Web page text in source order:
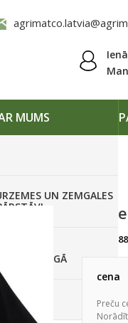
MUMS
UN ZEMGALES
VEIKALĀ RĪGĀ
T-
cena
Preču